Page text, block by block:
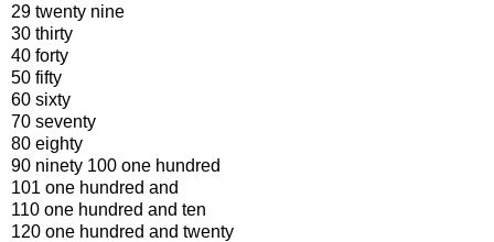
29 twenty nine
30 thirty
40 forty
50 fifty
60 sixty
70 seventy
80 eighty
90 ninety 100 one hundred
101 one hundred and
110 one hundred and ten
120 one hundred and twenty